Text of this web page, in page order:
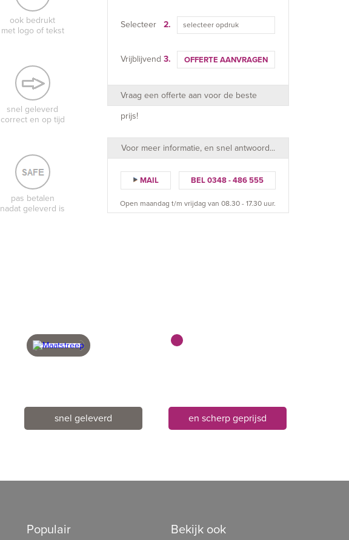
ook bedrukt
met logo of tekst
snel geleverd
correct en op tijd
pas betalen
nadat geleverd is
Selecteer 2. selecteer opdruk
Vrijblijvend 3. OFFERTE AANVRAGEN
Vraag een offerte aan voor de beste
prijs!
Voor meer informatie, en snel antwoord...
MAIL BEL 0348 - 486 555
Open maandag t/m vrijdag van 08.30 - 17.30 uur.
snel geleverd en scherp geprijsd
Populair Bekijk ook